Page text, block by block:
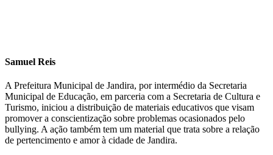
Samuel Reis
A Prefeitura Municipal de Jandira, por intermédio da Secretaria
Municipal de Educação, em parceria com a Secretaria de Cultura e
Turismo, iniciou a distribuição de materiais educativos que visam
promover a conscientização sobre problemas ocasionados pelo
bullying. A ação também tem um material que trata sobre a relação
de pertencimento e amor à cidade de Jandira.